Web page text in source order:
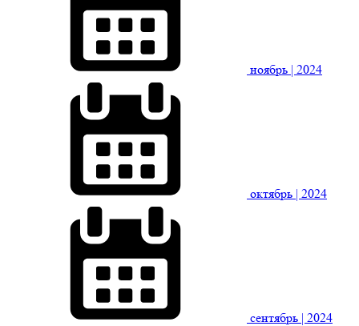
ноябрь | 2024
октябрь | 2024
сентябрь | 2024